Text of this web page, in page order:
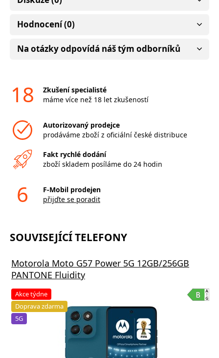
Hodnocení (0)
Na otázky odpovídá náš tým odborníků
18
Zkušení specialisté
máme více než 18 let zkušeností
Autorizovaný prodejce
prodáváme zboží z oficiální české distribuce
Fakt rychlé dodání
zboží skladem posíláme do 24 hodin
6
F-Mobil prodejen
přijďte se poradit
SOUVISEJÍCÍ TELEFONY
Motorola Moto G57 Power 5G 12GB/256GB
PANTONE Fluidity
Akce týdne
Doprava zdarma
5G